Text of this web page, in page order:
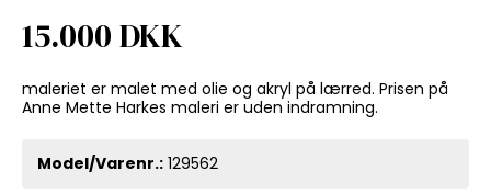
15.000 DKK
maleriet er malet med olie og akryl på lærred. Prisen på
Anne Mette Harkes maleri er uden indramning.
Model/Varenr.: 129562